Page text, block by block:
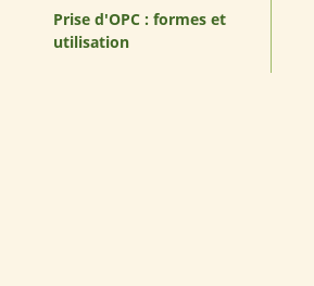
Prise d'OPC : formes et
utilisation